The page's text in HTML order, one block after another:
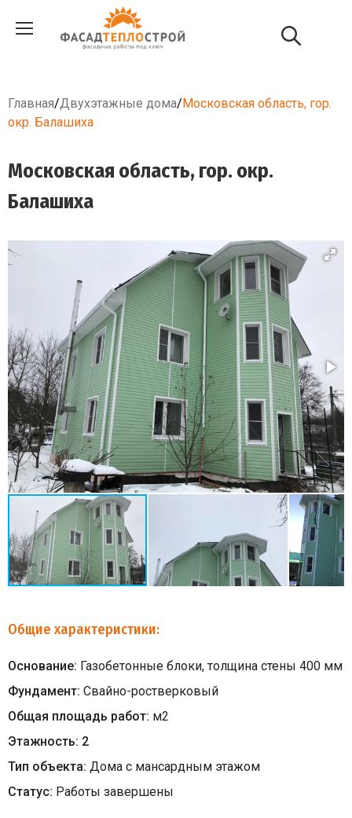
Главная/Двухэтажные дома/Московская область, гор.
окр. Балашиха
Московская область, гор. окр.
Балашиха
Общие характеристики:
Основание: Газобетонные блоки, толщина стены 400 мм
Фундамент: Свайно-ростверковый
Общая площадь работ: м2
Этажность: 2
Тип объекта: Дома с мансардным этажом
Статус: Работы завершены